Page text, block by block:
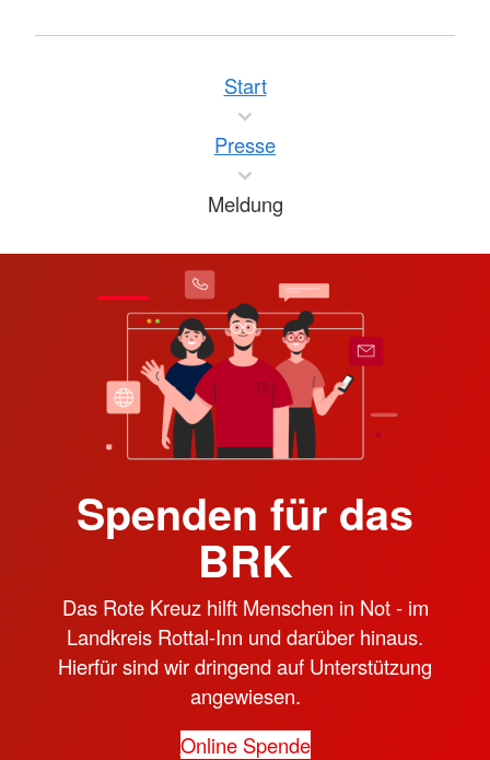
Start
Presse
Meldung
Spenden für das
BRK
Das Rote Kreuz hilft Menschen in Not - im
Landkreis Rottal-Inn und darüber hinaus.
Hierfür sind wir dringend auf Unterstützung
angewiesen.
Online Spende